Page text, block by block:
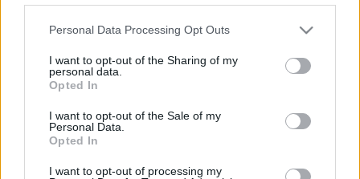
Please note that this website/app uses one or more Google
not limited to your visit or usage behaviour. You may click to
grant or deny consent to Google and its third-party tags to
use your data for below specified purposes in below Google
consent section.
Personal Data Processing Opt Outs
I want to opt-out of the Sharing of my
personal data.
Opted In
I want to opt-out of the Sale of my
Personal Data.
Opted In
I want to opt-out of processing my
A külföldi boltláncoknak kötelező lenne felajánlani az államnak
terméknél eleve lehetetlen. A magyar boltokat azonban békén
hagynák.
JUTOTT A KUKACOS, ROMLOTT ÉS SILÁNY
HÚSOKBÓL
Nem sokat teketóriázott a Nemzeti Élelmiszerlánc-biztonsági